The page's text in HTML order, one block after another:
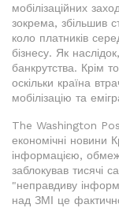
мобілізаційних
зокрема, збільшив
коло платників
бізнесу. Як
банкрутства. Крім
оскільки країна
мобілізацію та
The Washington
економічні новини
інформацією,
заблокував тисячі
"неправдиву
над ЗМІ це